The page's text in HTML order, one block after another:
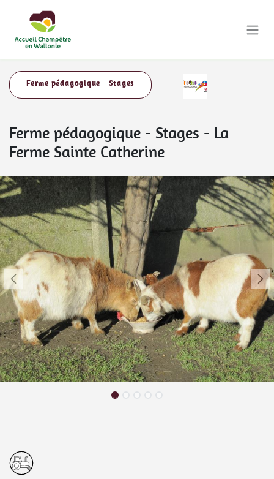
Ferme pédagogique - Stages
Ferme pédagogique - Stages - La
Ferme Sainte Catherine